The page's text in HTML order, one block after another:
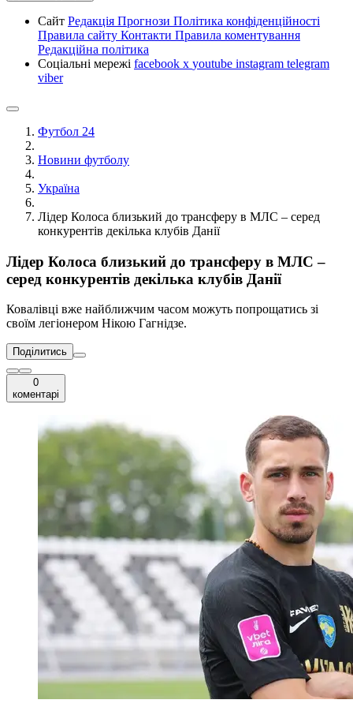
Сайт Редакція Прогнози Політика конфіденційності
Правила сайту Контакти Правила коментування
Редакційна політика
Соціальні мережі facebook x youtube instagram telegram
viber
Футбол 24
Новини футболу
Україна
Лідер Колоса близький до трансферу в МЛС – серед
конкурентів декілька клубів Данії
Лідер Колоса близький до трансферу в МЛС –
серед конкурентів декілька клубів Данії
Ковалівці вже найближчим часом можуть попрощатись зі
своїм легіонером Нікою Гагнідзе.
Поділитись
0
коментарі